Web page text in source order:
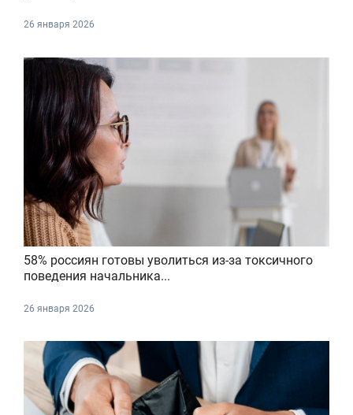
26 января 2026
58% россиян готовы уволиться из-за токсичного
поведения начальника...
26 января 2026